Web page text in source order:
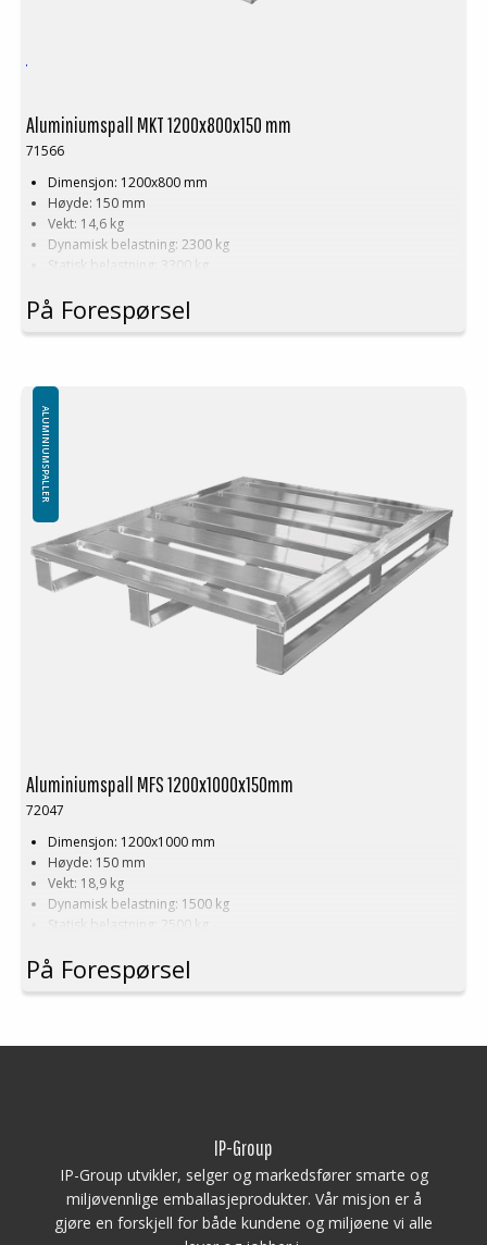
Aluminiumspall MKT 1200x800x150 mm
71566
Dimensjon: 1200x800 mm
Høyde: 150 mm
Vekt: 14,6 kg
Dynamisk belastning: 2300 kg
Statisk belastning: 3300 kg
Logistikk: 16 stk/pallplasser (120x80x240)
Produseres også i dimensjoner og konstruksjon etter kundens
På Forespørsel
Aluminiumspall MFS 1200x1000x150mm
72047
Dimensjon: 1200x1000 mm
Høyde: 150 mm
Vekt: 18,9 kg
Dynamisk belastning: 1500 kg
Statisk belastning: 2500 kg
Logistikk: 16 stk/pallplasser (120x100x240 cm)
ALUMINIUMSPALLER
På Forespørsel
IP-Group
IP-Group utvikler, selger og markedsfører smarte og
miljøvennlige emballasjeprodukter. Vår misjon er å
gjøre en forskjell for både kundene og miljøene vi alle